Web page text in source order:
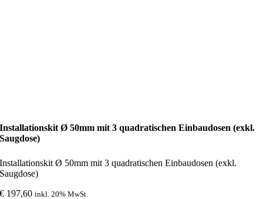
Installationskit Ø 50mm mit 3 quadratischen Einbaudosen (exkl.
Saugdose)
Installationskit Ø 50mm mit 3 quadratischen Einbaudosen (exkl.
Saugdose)
€ 197,60 inkl. 20% MwSt.